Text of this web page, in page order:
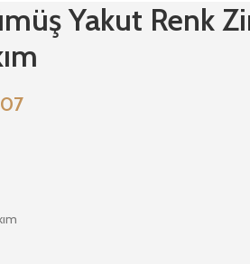
Yakut Renk